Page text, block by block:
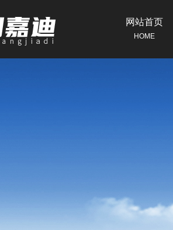
网站首页
HOME